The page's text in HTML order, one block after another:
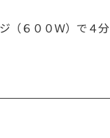
（６００Ｗ）で４分